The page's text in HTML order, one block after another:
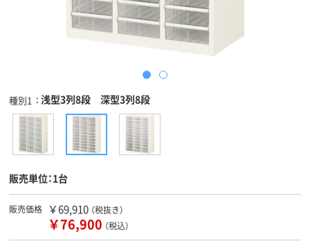
種別1 浅型3列8段 深型3列8段
販売単位：1台
販売価格 ￥69,910 （税抜き）
￥76,900 （税込）